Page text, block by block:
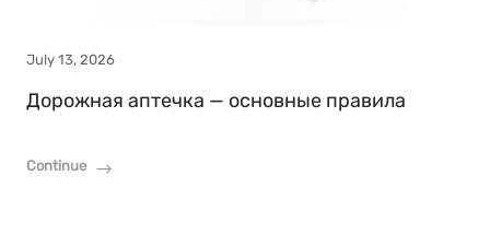
July 13, 2026
Дорожная аптечка — основные правила
Continue